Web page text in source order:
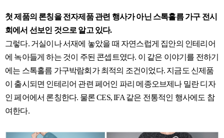
첫 제품의 론칭을 전자제품 관련 행사가 아닌 스톡홀름 가구 전시
회에서 선보인 것으로 알고 있다.
그렇다. 거실이나 서재에 놓았을 때 자연스럽게 집안의 인테리어
에 녹아들게 하는 것이 주된 콘셉트였다. 이 같은 이야기를 전하기
에는 스톡홀름 가구박람회가 최적의 조건이었다. 지금도 신제품
이 출시되면 인테리어 관련 페어인 파리 메종오브제나 밀란 디자
인 페어에서 론칭한다. 물론 CES, IFA 같은 전통적인 행사에도 참
여한다.